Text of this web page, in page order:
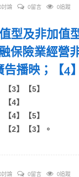
討論 0留言 0追蹤
型及非加值
融保險業經營
告播映；【4
【3】【5】
【4】
【4】【5】
【2】【3】。
討論 0留言 0追蹤